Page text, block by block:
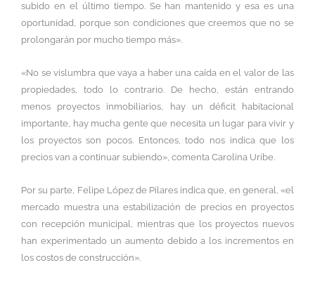
subido en el último tiempo. Se han mantenido y esa es una
oportunidad, porque son condiciones que creemos que no se
prolongarán por mucho tiempo más».
«No se vislumbra que vaya a haber una caída en el valor de las
propiedades, todo lo contrario. De hecho, están entrando
menos proyectos inmobiliarios, hay un déficit habitacional
importante, hay mucha gente que necesita un lugar para vivir y
los proyectos son pocos. Entonces, todo nos indica que los
precios van a continuar subiendo», comenta Carolina Uribe.
Por su parte, Felipe López de Pilares indica que, en general, «el
mercado muestra una estabilización de precios en proyectos
con recepción municipal, mientras que los proyectos nuevos
han experimentado un aumento debido a los incrementos en
los costos de construcción».